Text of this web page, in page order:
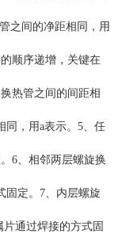
之间的净距相同，用
顺序递增，关键在
热管之间的间距相
同，用a表示。5、任
6、相邻两层螺旋换
固定。7、内层螺旋
通过焊接的方式固